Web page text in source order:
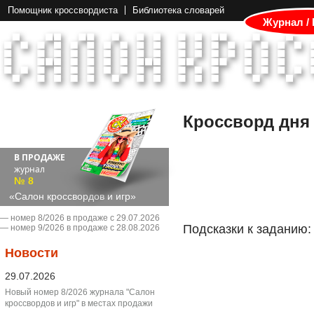
Помощник кроссвордиста Библиотека словарей
Журнал /
В ПРОДАЖЕ
журнал
№ 8
«Салон кроссвордов и игр»
― номер 8/2026 в продаже с 29.07.2026
― номер 9/2026 в продаже с 28.08.2026
Новости
29.07.2026
Новый номер 8/2026 журнала "Салон
кроссвордов и игр" в местах продажи
Кроссворд дня
Подсказки к заданию: